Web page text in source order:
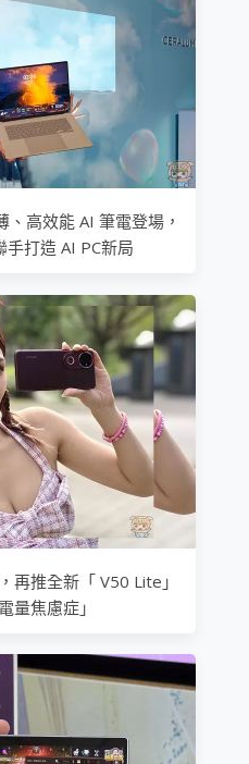
、高效能 AI 筆電登場，
打造 AI PC新局
再推全新「 V50 Lite」
量焦慮症」